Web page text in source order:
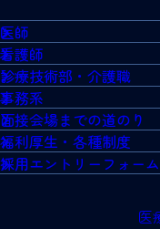
医師
看護師
診療技術部・介護職
事務系
面接会場までの道のり
福利厚生・各種制度
採用エントリーフォーム
医